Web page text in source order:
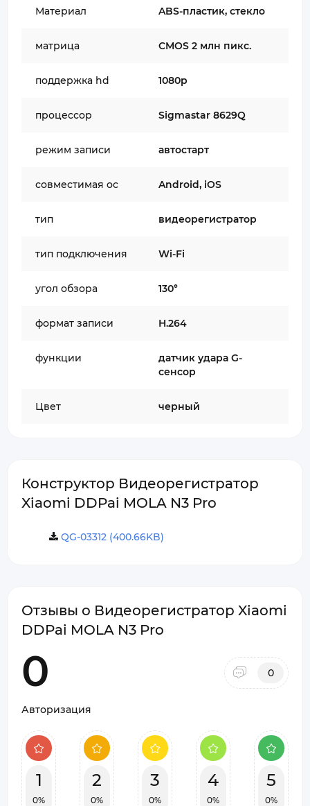
Материал ABS-пластик, стекло
матрица CMOS 2 млн пикс.
поддержка hd 1080p
процессор Sigmastar 8629Q
режим записи автостарт
совместимая oc Android, iOS
тип видеорегистратор
тип подключения Wi-Fi
угол обзора 130°
формат записи H.264
функции
датчик удара G-
сенсор
Цвет черный
Конструктор Видеорегистратор
Xiaomi DDPai MOLA N3 Pro
QG-03312 (400.66KB)
Отзывы о Видеорегистратор Xiaomi
DDPai MOLA N3 Pro
0 0
Авторизация
1
0%
2
0%
3
0%
4
0%
5
0%